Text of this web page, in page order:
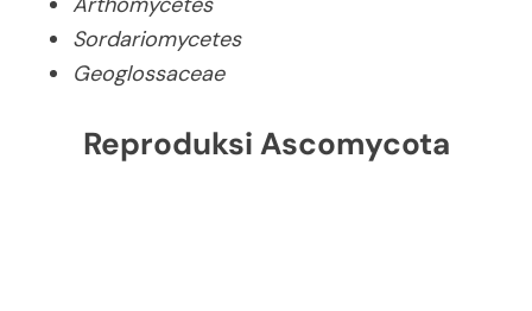
Sordariomycetes
Geoglossaceae
Reproduksi Ascomycota